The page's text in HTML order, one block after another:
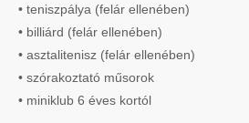
• teniszpálya (felár ellenében)
• billiárd (felár ellenében)
• asztalitenisz (felár ellenében)
• szórakoztató műsorok
• miniklub 6 éves kortól